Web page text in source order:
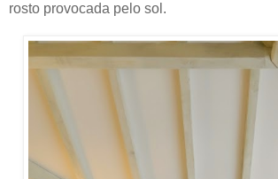
rosto provocada pelo sol.